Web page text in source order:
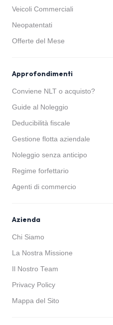
Veicoli Commerciali
Neopatentati
Offerte del Mese
Approfondimenti
Conviene NLT o acquisto?
Guide al Noleggio
Deducibilità fiscale
Gestione flotta aziendale
Noleggio senza anticipo
Regime forfettario
Agenti di commercio
Azienda
Chi Siamo
La Nostra Missione
Il Nostro Team
Privacy Policy
Mappa del Sito